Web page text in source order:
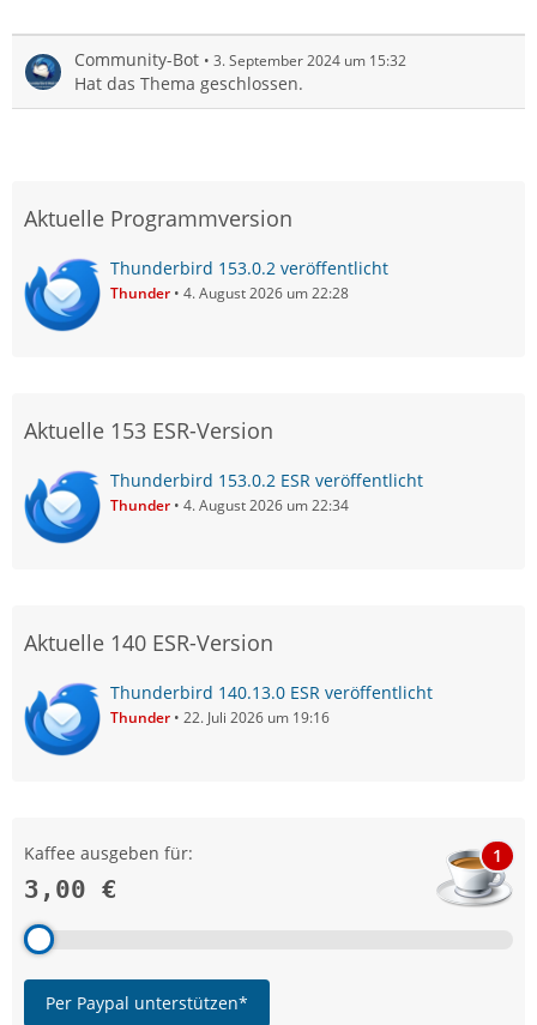
Community-Bot 3. September 2024 um 15:32
Hat das Thema geschlossen.
Aktuelle Programmversion
Thunderbird 153.0.2 veröffentlicht
Thunder 4. August 2026 um 22:28
Aktuelle 153 ESR-Version
Thunderbird 153.0.2 ESR veröffentlicht
Thunder 4. August 2026 um 22:34
Aktuelle 140 ESR-Version
Thunderbird 140.13.0 ESR veröffentlicht
Thunder 22. Juli 2026 um 19:16
Kaffee ausgeben für:
3,00 €
1
Per Paypal unterstützen*